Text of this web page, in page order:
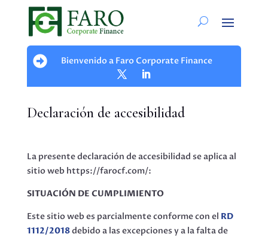
 Bienvenido a Faro Corporate Finance
Declaración de accesibilidad
La presente declaración de accesibilidad se aplica al
sitio web https://farocf.com/:
SITUACIÓN DE CUMPLIMIENTO
Este sitio web es parcialmente conforme con el RD
1112/2018debido a las excepciones y a la falta de